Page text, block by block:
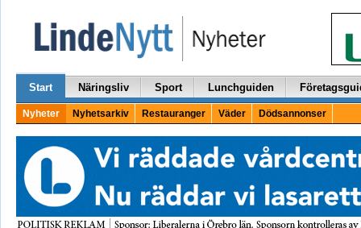
Start Näringsliv Sport Lunchguiden
Nyheter Nyhetsarkiv Restauranger Väder Dödsannonser